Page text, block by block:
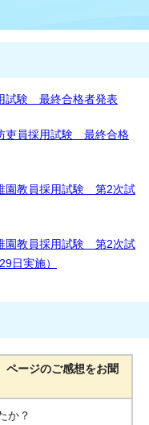
試験 最終合格者発表
吏員採用試験 最終合格
園教員採用試験 第2次試
園教員採用試験 第2次試
日実施）
ページのご感想をお聞
か？